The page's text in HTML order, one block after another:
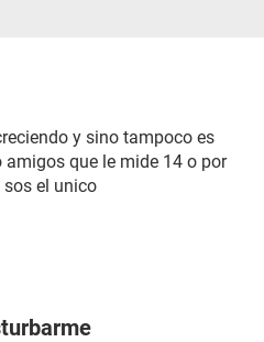
y sino tampoco es
que le mide 14 o por
el unico